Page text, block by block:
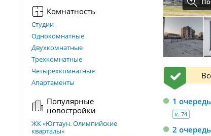
Комнатность
Студии
Однокомнатные
Двухкомнатные
Трехкомнатные
Четырехкомнатные
Апартаменты
Популярные
новостройки
ЖК «Югтаун. Олимпийские
кварталы»
1 очередь
к. 74
2 очередь